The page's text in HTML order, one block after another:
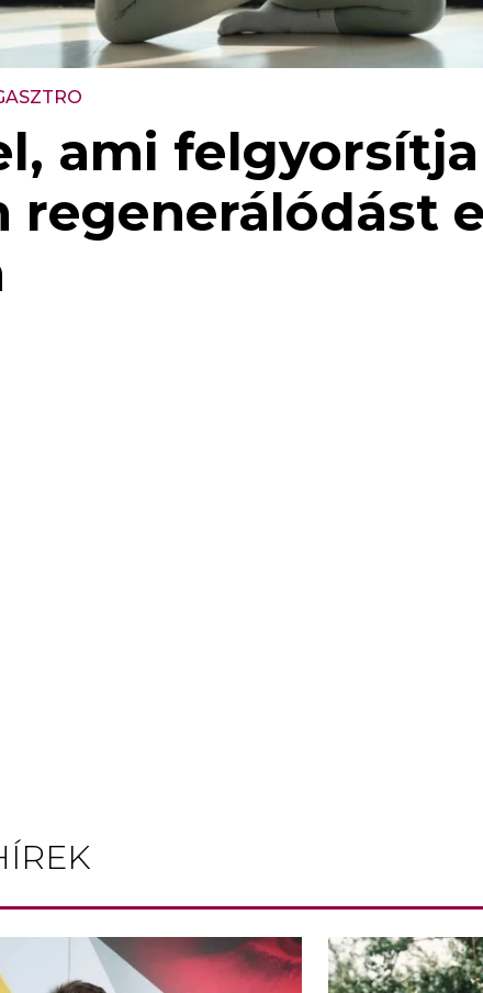
ami
regenerálódást